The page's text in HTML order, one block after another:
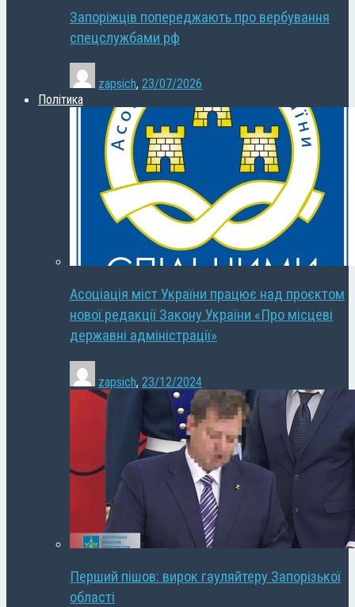
Запоріжців попереджають про вербування
спецслужбами рф
zapsich, 23/07/2026
Політика
Асоціація міст України працює над проєктом
нової редакції Закону України «Про місцеві
державні адміністрації»
zapsich, 23/12/2024
Перший пішов: вирок гауляйтеру Запорізької
області